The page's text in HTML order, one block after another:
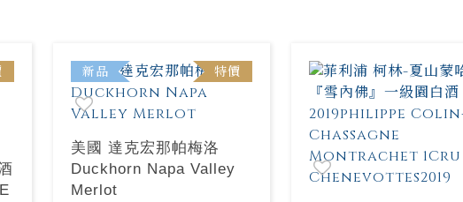
新品 特價
美國 達克宏那帕梅洛
Duckhorn Napa Valley
Merlot